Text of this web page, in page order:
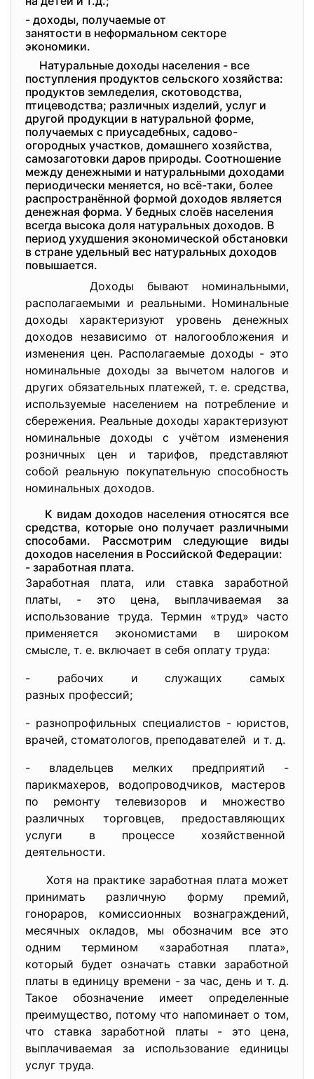
- доходы, получаемые от
занятости в неформальном секторе
экономики.
Натуральные доходы населения - все
поступления продуктов сельского хозяйства:
продуктов земледелия, скотоводства,
птицеводства; различных изделий, услуг и
другой продукции в натуральной форме,
получаемых с приусадебных, садово-
огородных участков, домашнего хозяйства,
самозаготовки даров природы. Соотношение
между денежными и натуральными доходами
периодически меняется, но всё-таки, более
распространённой формой доходов является
денежная форма. У бедных слоёв населения
всегда высока доля натуральных доходов. В
период ухудшения экономической обстановки
в стране удельный вес натуральных доходов
повышается.
Доходы бывают номинальными,
располагаемыми и реальными. Номинальные
доходы характеризуют уровень денежных
доходов независимо от налогообложения и
изменения цен. Располагаемые доходы - это
номинальные доходы за вычетом налогов и
других обязательных платежей, т. е. средства,
используемые населением на потребление и
сбережения. Реальные доходы характеризуют
номинальные доходы с учётом изменения
розничных цен и тарифов, представляют
собой реальную покупательную способность
номинальных доходов.
К видам доходов населения относятся все
средства, которые оно получает различными
способами. Рассмотрим следующие виды
доходов населения в Российской Федерации:
- заработная плата.
Заработная плата, или ставка заработной
платы, - это цена, выплачиваемая за
использование труда. Термин «труд» часто
применяется экономистами в широком
смысле, т. е. включает в себя оплату труда:
- рабочих и служащих самых
разных профессий;
- разнопрофильных специалистов - юристов,
врачей, стоматологов, преподавателей и т. д.
- владельцев мелких предприятий -
парикмахеров, водопроводчиков, мастеров
по ремонту телевизоров и множество
различных торговцев, предоставляющих
услуги в процессе хозяйственной
деятельности.
Хотя на практике заработная плата может
принимать различную форму премий,
гонораров, комиссионных вознаграждений,
месячных окладов, мы обозначим все это
одним термином «заработная плата»,
который будет означать ставки заработной
платы в единицу времени - за час, день и т. д.
Такое обозначение имеет определенные
преимущество, потому что напоминает о том,
что ставка заработной платы - это цена,
выплачиваемая за использование единицы
услуг труда.